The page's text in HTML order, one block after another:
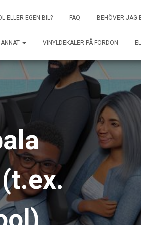
ELLER EGEN BIL? FAQ BEHÖVER JAG
ANNAT VINYLDEKALER PÅ FORDON